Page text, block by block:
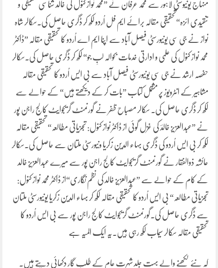
منہاج یونیوسٹی لاہور سے محمد عرفان نے ”محمد نواز کنول کی خالد شناسی تحقیقی و
تنقیدی ائزہ“تحقیقی مقالہ برائے ایم فل اُردو لکھ کر ڈگری حاصل کی۔سکالر شاہ
نواز نے جی سی یونیورسٹی فیصل آباد سے اپنا ایم اے اُردو کا تحقیقی مقالہ ”ڈاکٹر
محمد نواز کنول کی علمی و ادارتی خدمات بحوالہ لبِ جو“ لکھ کر ڈگری حاصل کی۔سکالر
حفصہ ارشد نے جی سی یونیورسٹی فیصل آباد سے بی ایس اُردو کا تحقیقی مقالہ
مشاہیر کے انٹرویوز پر مشتمل کتاب ”بات کر کے دیکھتے ہیں“ کے حوالے سے
لکھ کر ڈگری حاصل کی۔ سکالر مصباح ظفر نے گورنمنٹ گریجوایٹ کالج راجن پور
نے ”عبدالعزیز خالدؔ کی غزل گوئی از ڈاکٹر نواز کنول: تجزیاتی مطالعہ“ تحقیقی مقالہ
لکھ کر بی ایس اُردو کی ڈگری بہاء الدین زکریا ونیورسٹی ملتان سے حاصل کی۔سکالر
عائشہ ذوالفقار نے گورنمنٹ گریجوایٹ کالج راجن پور سے میرے عبدالعزیز خالد
کے کام کے حوالے سے ”عبدالعزیز خالد کی نظم نگاری“از ڈاکٹر محمد نواز کنول:
تجزیاتی مطالعہ“ بی ایس اُردو کا تحقیقی مقالہ لکھ کر بہاء الدین زکریا یونیورسٹی ملتان
سے ڈگری حاصل کی۔گورنمنٹ گریجوایٹ کالج راجن پور سے بی ایس اُردو کا
تحقیقی مقالہ سکالر سیماب لکھ رہی ہیں۔یہ ایک المیہ ہے
کہ نئے لکھنے والے بہت جلد شہرت عام کے طلب گار دکھائی دیتے ہیں۔